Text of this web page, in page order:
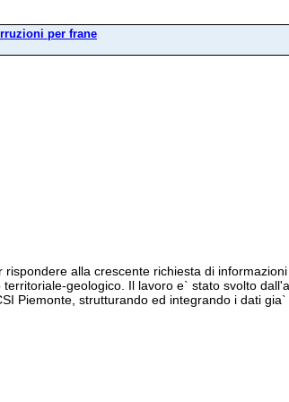
per frane
alla crescente richiesta di
geologico. Il lavoro e` stato svolto
Piemonte, strutturando ed integrando i dati gia`